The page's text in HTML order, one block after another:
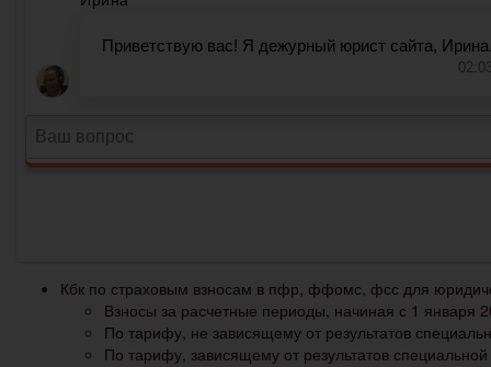
Кбк по страховым взносам в пфр, ффомс, фсс для
Взносы за расчетные периоды, начиная с 1 января
По тарифу, не зависящему от результатов
По тарифу, зависящему от результатов